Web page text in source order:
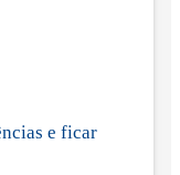
e ficar